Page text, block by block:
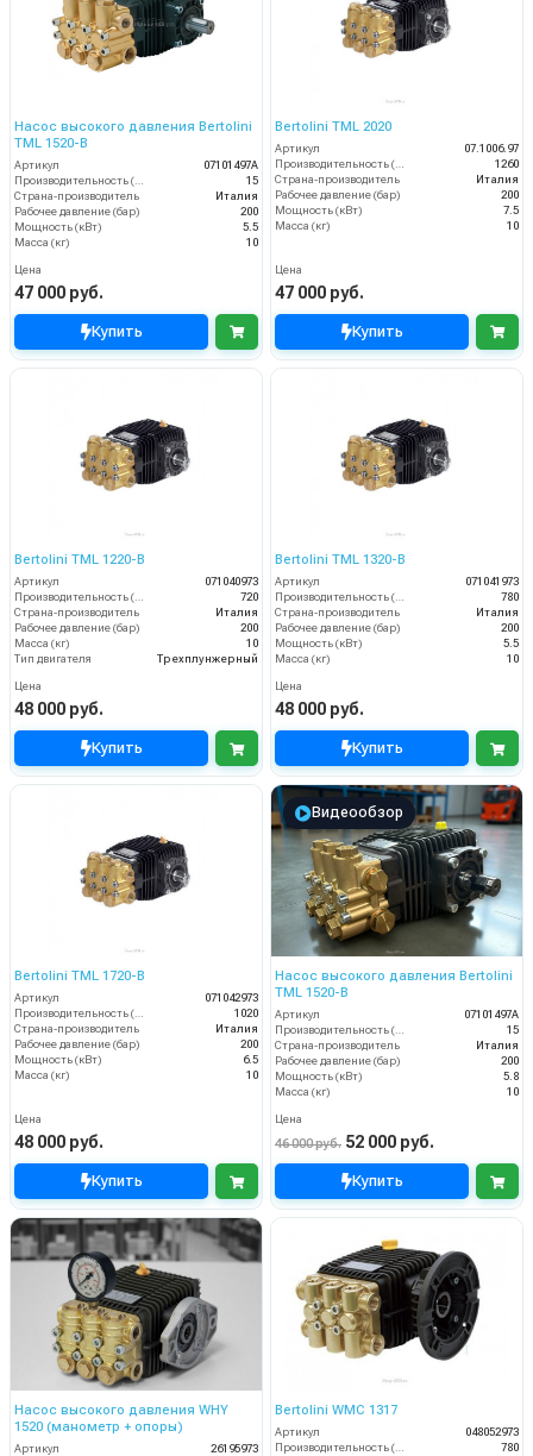
Насос высокого давления Bertolini
TML 1520-В
Артикул
07101497A
15
Страна-производитель
Италия
Рабочее давление (бар)
200
Мощность (кВт)
5.5
Масса (кг)
10
Цена
47 000 руб.
Купить
Bertolini TML 2020
Артикул
07.1006.97
1260
Страна-производитель
Италия
Рабочее давление (бар)
200
Мощность (кВт)
7.5
Масса (кг)
10
Цена
47 000 руб.
Купить
Bertolini TML 1220-B
Артикул
071040973
Производительность (л/ч)
720
Страна-производитель
Италия
Рабочее давление (бар)
200
Масса (кг)
10
Тип двигателя
Трехплунжерный
Цена
48 000 руб.
Купить
Bertolini TML 1320-B
Артикул
071041973
Производительность (л/ч)
780
Страна-производитель
Италия
Рабочее давление (бар)
200
Мощность (кВт)
5.5
Масса (кг)
10
Цена
48 000 руб.
Купить
Bertolini TML 1720-B
Артикул
071042973
Производительность (л/ч)
1020
Страна-производитель
Италия
Рабочее давление (бар)
200
Мощность (кВт)
6.5
Масса (кг)
10
Цена
48 000 руб.
Купить
Видеообзор
Насос высокого давления Bertolini
TML 1520-B
Артикул
07101497A
Производительность (л/мин)
15
Страна-производитель
Италия
Рабочее давление (бар)
200
Мощность (кВт)
5.8
Масса (кг)
10
Цена
46 000 руб. 52 000 руб.
Купить
Насос высокого давления WHY
1520 (манометр + опоры)
Артикул 26195973
Bertolini WMC 1317
Артикул
048052973
780